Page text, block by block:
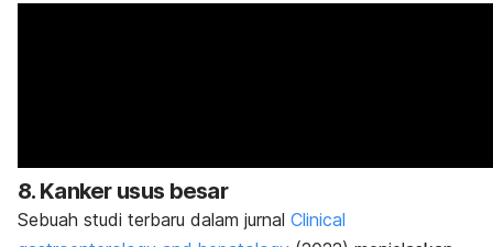
8. Kanker usus besar
Sebuah studi terbaru dalam jurnal Clinical